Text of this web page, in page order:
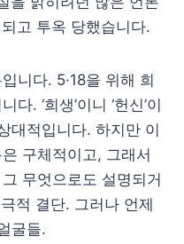
고 투옥 당했습니다.
니다. 5·18을 위해 희
. ‘희생’이니 ‘헌신’이
대적입니다. 하지만 이
구체적이고, 그래서
무엇으로도 설명되거
적 결단. 그러나 언제
굴들.